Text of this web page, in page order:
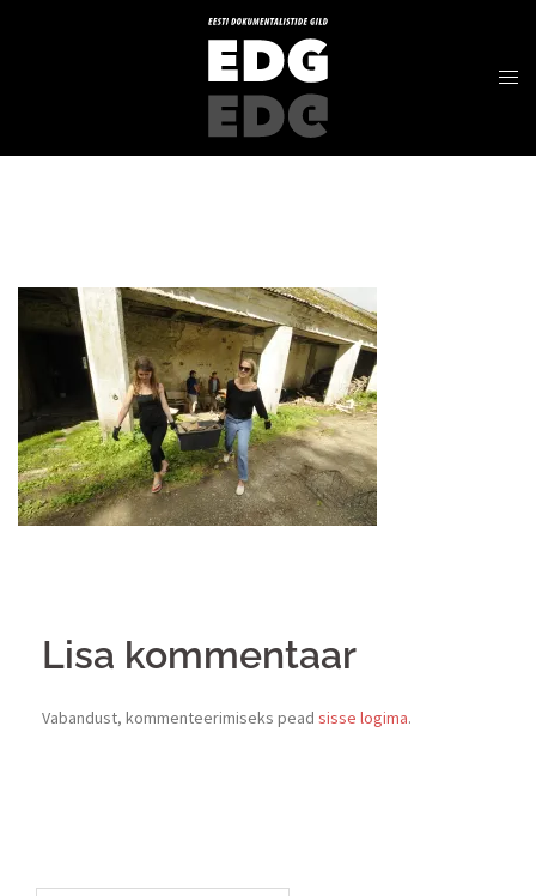
Lisa kommentaar
Vabandust, kommenteerimiseks pead sisse logima.